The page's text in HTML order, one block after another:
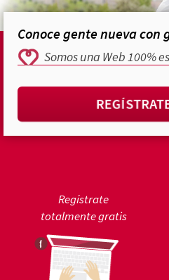
Conoce gente nueva
Somos una Web 100%
Regístrate
totalmente gratis